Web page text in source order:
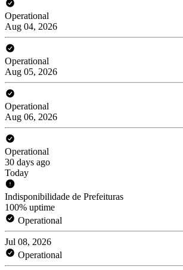
Operational
Aug 04, 2026
Operational
Aug 05, 2026
Operational
Aug 06, 2026
Operational
30 days ago
Today
Indisponibilidade de Prefeituras
100% uptime
Operational
Jul 08, 2026
Operational